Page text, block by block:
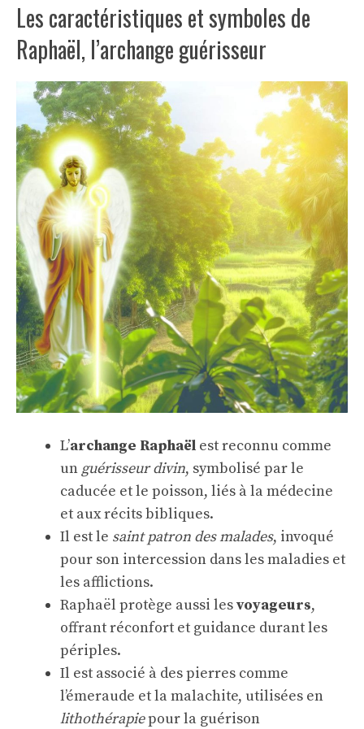
Les caractéristiques et symboles de
Raphaël, l’archange guérisseur
L’archange Raphaël est reconnu comme
un guérisseur divin, symbolisé par le
caducée et le poisson, liés à la médecine
et aux récits bibliques.
Il est le saint patron des malades, invoqué
pour son intercession dans les maladies et
les afflictions.
Raphaël protège aussi lesvoyageurs,
offrant réconfort et guidance durant les
périples.
Il est associé à des pierres comme
l’émeraude et la malachite, utilisées en
lithothérapiepour la guérison